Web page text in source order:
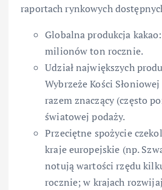
raportach rynkowych
Globalna produkcja
milionów ton rocznie.
Udział największych
Wybrzeże Kości
razem znaczący (często
światowej podaży.
Przeciętne spożycie
kraje europejskie (np.
notują wartości rzędu
rocznie; w krajach